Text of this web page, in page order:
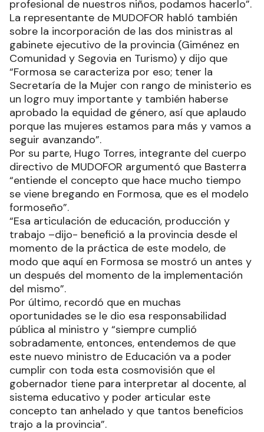
profesional de nuestros niños, podamos hacerlo”.
La representante de MUDOFOR habló también
sobre la incorporación de las dos ministras al
gabinete ejecutivo de la provincia (Giménez en
Comunidad y Segovia en Turismo) y dijo que
“Formosa se caracteriza por eso; tener la
Secretaría de la Mujer con rango de ministerio es
un logro muy importante y también haberse
aprobado la equidad de género, así que aplaudo
porque las mujeres estamos para más y vamos a
seguir avanzando”.
Por su parte, Hugo Torres, integrante del cuerpo
directivo de MUDOFOR argumentó que Basterra
“entiende el concepto que hace mucho tiempo
se viene bregando en Formosa, que es el modelo
formoseño”.
“Esa articulación de educación, producción y
trabajo –dijo- benefició a la provincia desde el
momento de la práctica de este modelo, de
modo que aquí en Formosa se mostró un antes y
un después del momento de la implementación
del mismo”.
Por último, recordó que en muchas
oportunidades se le dio esa responsabilidad
pública al ministro y “siempre cumplió
sobradamente, entonces, entendemos de que
este nuevo ministro de Educación va a poder
cumplir con toda esta cosmovisión que el
gobernador tiene para interpretar al docente, al
sistema educativo y poder articular este
concepto tan anhelado y que tantos beneficios
trajo a la provincia”.